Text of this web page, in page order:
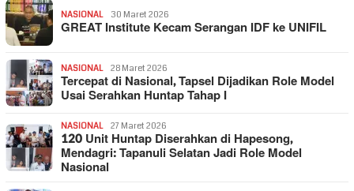
NASIONAL 30 Maret 2026
GREAT Institute Kecam Serangan IDF ke UNIFIL
NASIONAL 28 Maret 2026
Tercepat di Nasional, Tapsel Dijadikan Role Model
Usai Serahkan Huntap Tahap I
NASIONAL 27 Maret 2026
120 Unit Huntap Diserahkan di Hapesong,
Mendagri: Tapanuli Selatan Jadi Role Model
Nasional